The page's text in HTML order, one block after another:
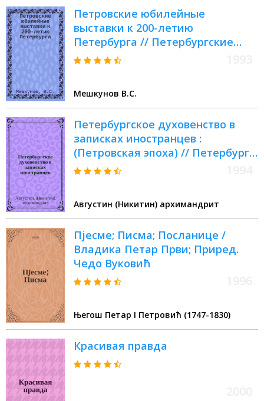
Петровские юбилейные
выставки к 200-летию
Петербурга // Петербургские
чтения. Вып.1. : Науч. конф.,
Культура С.-Петербурга, XVIII-XX
век
Мешкунов В.С.
Петербургское духовенство в
записках иностранцев :
(Петровская эпоха) // Петербург
и Россия : Науч. конф., 13-15 апр.
Августин (Никитин) архимандрит
Пjесме; Писма; Посланице /
Владика Петар Први; Приред.
Чедо Вуковић
Његош Петар I Петровић (1747-1830)
Красивая правда